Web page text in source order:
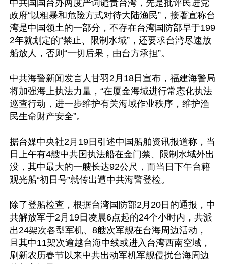
中共国国台办两度严词谴责台湾，先是批评民进党
政府“以粗暴和危险方式对待大陆渔民”，接著宣称台
湾是中国领土的一部分，不存在台湾国防部早于199
2年就划定的“禁止、限制水域”，还要求台湾尽速放
船放人，否则“一切后果，由台方承担”。
中共海警新闻发言人甘羽2月18日宣布，福建海警局
将加强海上执法力量，“在厦金海域进行常态化执法
巡查行动，进一步维护有关海域作业秩序，维护渔
民生命财产安全”。
据台媒中央社2月19日引述中国船舶资讯报道称，当
日上午有4艘中共国执法船在金门禁、限制水域外出
没，其中最大的一艘长达92公尺，而当日下午台籍
观光船“初日号”就传出遭中共海警登检。
除了登船检查，根据台湾国防部2月20日的通报，中
共解放军于2月19日凌晨6点起的24个小时内，共派
出24架次各型军机、8艘次军舰在台海周边活动，
且其中11架次逾越台海中线或进入台湾西南空域，
刷新农历春节以来中共出动军机军舰侵扰台海周边